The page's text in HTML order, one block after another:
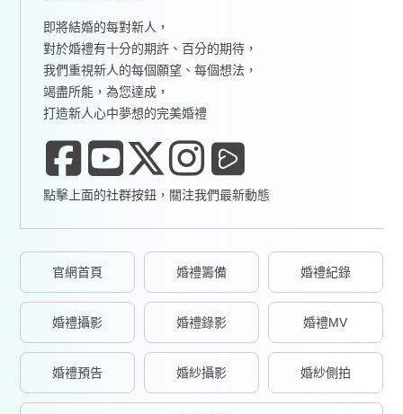
即將結婚的每對新人，
對於婚禮有十分的期許、百分的期待，
我們重視新人的每個願望、每個想法，
竭盡所能，為您達成，
打造新人心中夢想的完美婚禮
點擊上面的社群按鈕，關注我們最新動態
官網首頁 婚禮籌備 婚禮紀錄
婚禮攝影 婚禮錄影 婚禮MV
婚禮預告 婚紗攝影 婚紗側拍